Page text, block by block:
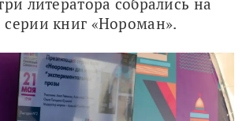
книг «Нороман».